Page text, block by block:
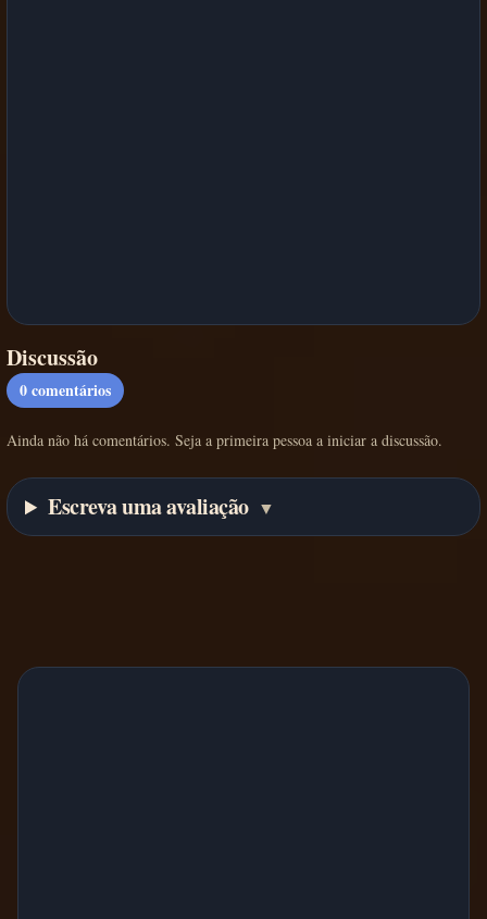
Discussão
0comentários
Ainda não há comentários. Seja a primeira pessoa a iniciar a discussão.
Escreva uma avaliação ▼